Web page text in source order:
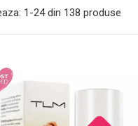
1-24din 138 produse